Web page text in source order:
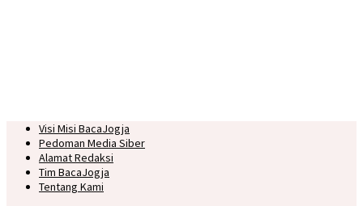
Visi Misi BacaJogja
Pedoman Media Siber
Alamat Redaksi
Tim BacaJogja
Tentang Kami